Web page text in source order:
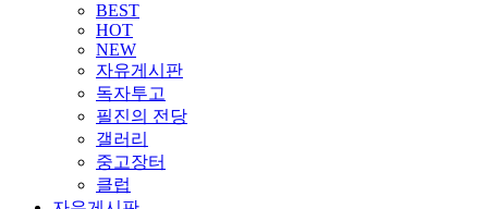
BEST
HOT
NEW
자유게시판
독자투고
필진의 전당
갤러리
중고장터
클럽